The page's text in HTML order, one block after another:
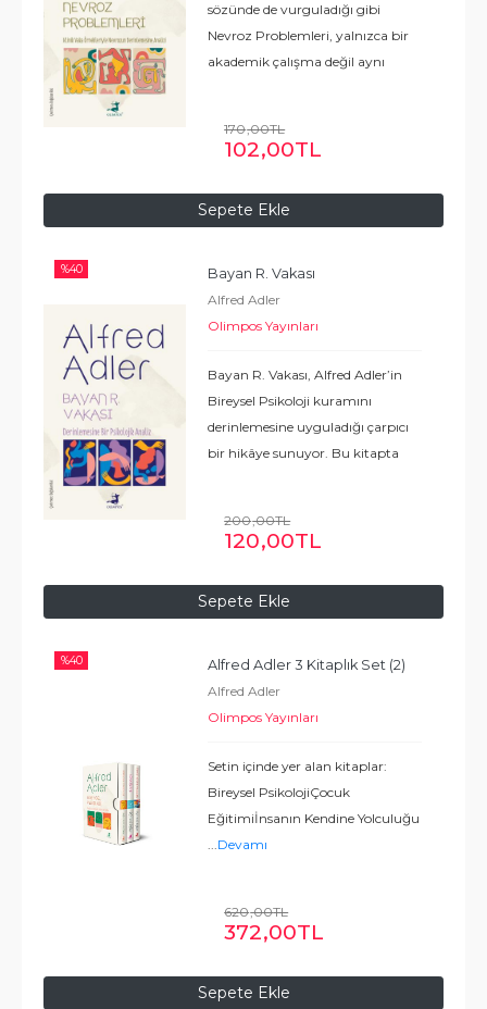
Sepete Ekle
sözünde de vurguladığı gibi
Nevroz Problemleri, yalnızca bir
akademik çalışma değil aynı
yıllarca süren gözlem, analiz ve
170,00TL
102,00TL
%40
Sepete Ekle
Bayan R. Vakası
Alfred Adler
Olimpos Yayınları
Bayan R. Vakası, Alfred Adler’in
Bireysel Psikoloji kuramını
derinlemesine uyguladığı çarpıcı
bir hikâye sunuyor. Bu kitapta
sancılarına, nevrozunun
...Devamı
200,00TL
120,00TL
%40
Sepete Ekle
Alfred Adler 3 Kitaplık Set (2)
Alfred Adler
Olimpos Yayınları
Setin içinde yer alan kitaplar:
Bireysel PsikolojiÇocuk
Eğitimiİnsanın Kendine Yolculuğu
...Devamı
620,00TL
372,00TL